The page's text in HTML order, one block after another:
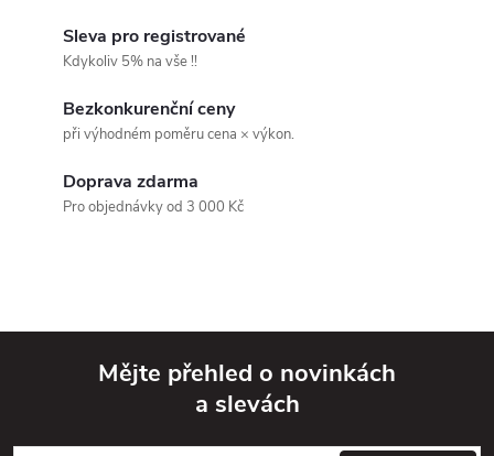
r
Sleva pro registrované
Kdykoliv 5% na vše !!
Bezkonkurenční ceny
při výhodném poměru cena × výkon.
Doprava zdarma
Pro objednávky od 3 000 Kč
Mějte přehled o novinkách
a slevách